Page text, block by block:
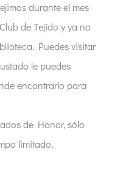
durante el mes
de Tejido y ya no
Puedes visitar
le puedes
encontrarlo para
de Honor, sólo
limitado.